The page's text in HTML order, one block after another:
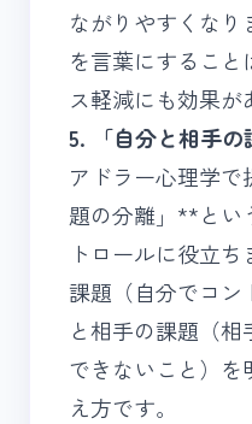
ながりやすくなり
を言葉にする こ
ス軽減にも効果が
5. 「自分と相手の
アドラー心理学
題の分離」**とい
トロールに役立
課題（自分でコン
と相手の課題（
できないこと）
え方です。